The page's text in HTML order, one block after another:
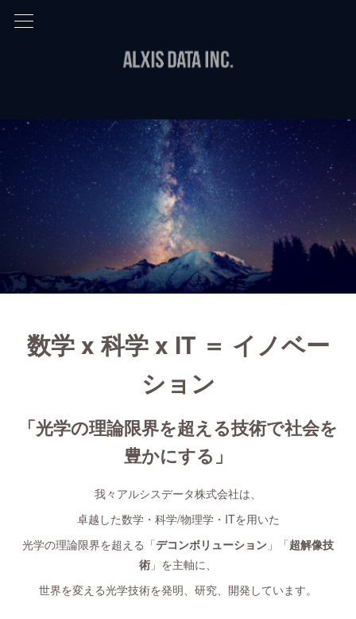
数学 x 科学 x IT ＝ イノベー
ション
「光学の理論限界を超える技術で社会を
豊かにする」
我々アルシスデータ株式会社は、
卓越した数学・科学/物理学・ITを用いた
光学の理論限界を超える「デコンボリューション 」「超解像技
術 」を主軸に、
世界を変える光学技術を発明、研究、開発しています。